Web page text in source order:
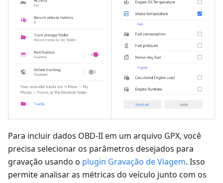
Para incluir dados OBD-II em um arquivo GPX, você
precisa selecionar os parâmetros desejados para
gravação usando o plugin Gravação de Viagem. Isso
permite analisar as métricas do veículo junto com os